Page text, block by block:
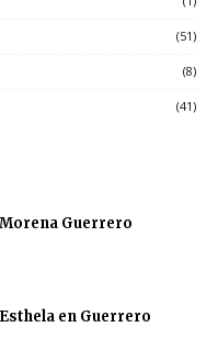
(51)
(8)
(41)
Guerrero
en Guerrero